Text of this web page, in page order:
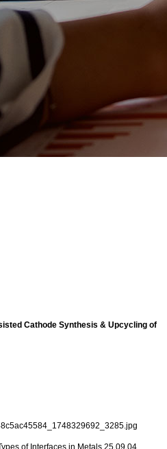
Cathode Synthesis & Upcycling of
of Interfaces in Metals 25.09.04